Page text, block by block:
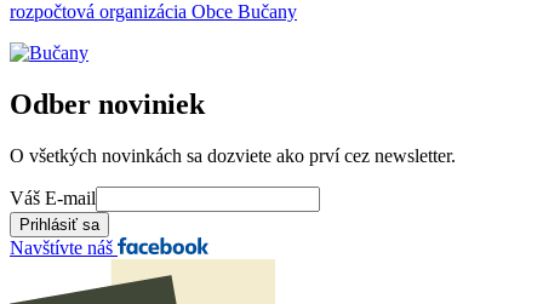
rozpočtová organizácia Obce Bučany
Odber noviniek
O všetkých novinkách sa dozviete ako prví cez newsletter.
Váš E-mail
Navštívte náš